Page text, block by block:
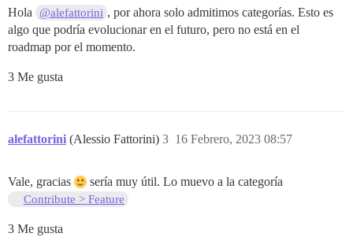
Hola @alefattorini , por ahora solo admitimos categorías. Esto es
algo que podría evolucionar en el futuro, pero no está en el
roadmap por el momento.
3 Me gusta
alefattorini (Alessio Fattorini) 16 Febrero, 2023 08:57
3
Vale, gracias sería muy útil. Lo muevo a la categoría
Contribute > Feature
3 Me gusta